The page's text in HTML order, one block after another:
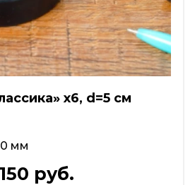
х6, d=5 см
мм
150 руб.